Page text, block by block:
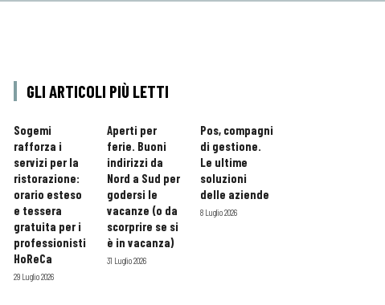
GLI ARTICOLI PIÙ LETTI
Sogemi
rafforza i
servizi per la
ristorazione:
orario esteso
e tessera
gratuita per i
professionisti
HoReCa
29 Luglio 2026
Aperti per
ferie. Buoni
indirizzi da
Nord a Sud per
godersi le
vacanze (o da
scorprire se si
è in vacanza)
31 Luglio 2026
Pos, compagni
di gestione.
Le ultime
soluzioni
delle aziende
8 Luglio 2026